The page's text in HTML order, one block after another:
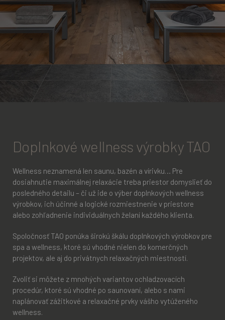
Doplnkové wellness výrobky TAO
Wellness neznamená len saunu, bazén a vírivku… Pre
dosiahnutie maximálnej relaxácie treba priestor domyslieť do
posledného detailu – či už ide o výber doplnkových wellness
výrobkov, ich účinné a logické rozmiestnenie v priestore
alebo zohľadnenie individuálnych želaní každého klienta.
Spoločnosť TAO ponúka širokú škálu doplnkových výrobkov pre
spa a wellness, ktoré sú vhodné nielen do komerčných
projektov, ale aj do privátnych relaxačných miestností.
Zvoliť si môžete z mnohých variantov ochladzovacích
procedúr, ktoré sú vhodné po saunovaní, alebo s nami
naplánovať zážitkové a relaxačné prvky vášho vytúženého
wellness.